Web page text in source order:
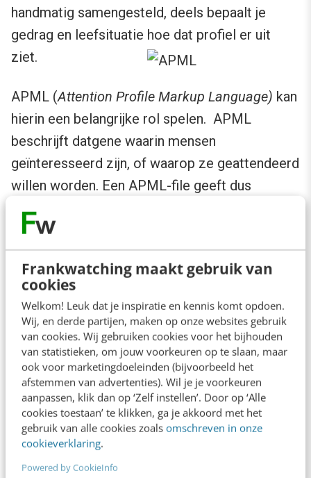
Frankwatching maakt gebruik van
cookies
Welkom! Leuk dat je inspiratie en kennis komt opdoen.
Wij, en derde partijen, maken op onze websites gebruik
van cookies. Wij gebruiken cookies voor het bijhouden
van statistieken, om jouw voorkeuren op te slaan, maar
ook voor marketingdoeleinden (bijvoorbeeld het
afstemmen van advertenties). Wil je je voorkeuren
aanpassen, klik dan op ‘Zelf instellen’. Door op ‘Alle
cookies toestaan’ te klikken, ga je akkoord met het
gebruik van alle cookies zoals omschreven in onze
cookieverklaring.
Powered by CookieInfo
handmatig samengesteld, deels bepaalt je
gedrag en leefsituatie hoe dat profiel er uit
ziet.
APML (Attention Profile Markup Language) kan
hierin een belangrijke rol spelen. APML
beschrijft datgene waarin mensen
geïnteresseerd zijn, of waarop ze geattendeerd
willen worden. Een APML-file geeft dus
persoonlijke voorkeuren aan. Je kunt
een APML-file zelf vullen door via websites je
persoonlijke voorkeuren aan te geven. Maar
ook je gedrag kan de APML-file vullen.
Bijvoorbeeld door het bezoeken of
bookmarken van sites.
In de toekomst kan nog veel meer in APML
bewaard worden, van de route die je met je
auto rijdt tot de gesprekken die je online voert
tot het gedrag dat bewakingscamera’s van je
vastleggen. Het pas gestarte
is ook een goede bron voor APML. Eigenlijk